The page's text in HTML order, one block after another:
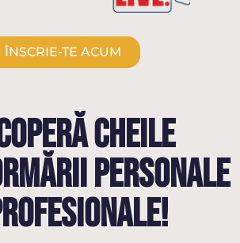
ÎNSCRIE-TE ACUM
CHEILE
PERSONALE